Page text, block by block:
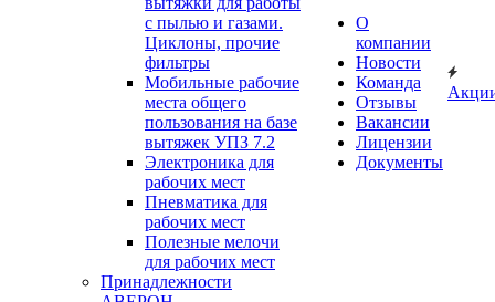
с пылью и газами.
Циклоны, прочие
фильтры
Мобильные рабочие
места общего
пользования на базе
вытяжек УПЗ 7.2
Электроника для
рабочих мест
Пневматика для
рабочих мест
Полезные мелочи
для рабочих мест
Принадлежности
О
компании
Новости
Команда
Отзывы
Вакансии
Лицензии
Документы